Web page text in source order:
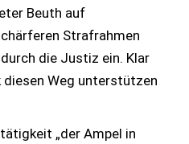
Beuth auf
Strafrahmen
die Justiz ein. Klar
diesen Weg unterstützen
„der Ampel in